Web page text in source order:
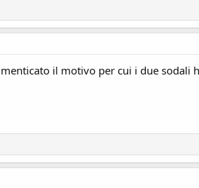
il motivo per cui i due